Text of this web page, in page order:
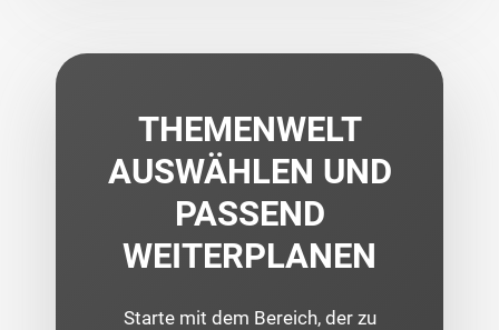
THEMENWELT
AUSWÄHLEN UND
PASSEND
WEITERPLANEN
Starte mit dem Bereich, der zu